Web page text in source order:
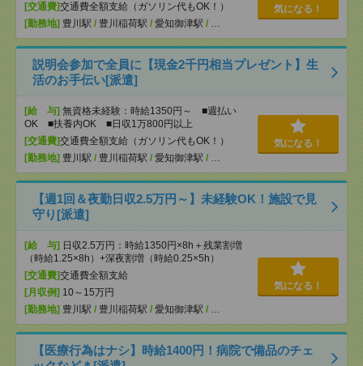
[交通費]交通費全額支給（ガソリン代もOK！）
[勤務地] 豊川駅 / 豊川稲荷駅 / 愛知御津駅 / …
気になる！
説明会参加で全員に【現金2千円相当プレゼント】生
活のお手伝い[派遣]
[給 与] 無資格未経験：時給1350円～ ■週払い
OK ■扶養内OK ■日収1万800円以上
[交通費]交通費全額支給（ガソリン代もOK！）
[勤務地] 豊川駅 / 豊川稲荷駅 / 愛知御津駅 / …
気になる！
【週1回＆夜勤日収2.5万円～】未経験OK！施設で見
守り[派遣]
[給 与] 日収2.5万円：時給1350円×8h＋残業割増
（時給1.25×8h）+深夜割増（時給0.25×5h）
[交通費]交通費全額支給
[月収例] 10～15万円
[勤務地] 豊川駅 / 豊川稲荷駅 / 愛知御津駅 / …
気になる！
【医療行為はナシ】時給1400円！病院で備品のチェ